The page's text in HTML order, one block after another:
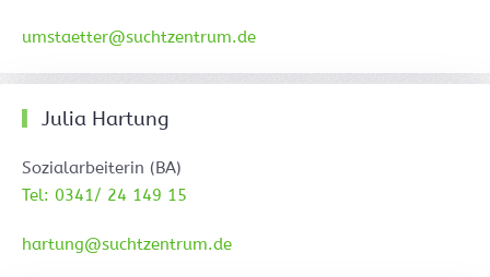
umstaetter@suchtzentrum.de
Julia Hartung
Sozialarbeiterin (BA)
Tel: 0341/ 24 149 15
hartung@suchtzentrum.de